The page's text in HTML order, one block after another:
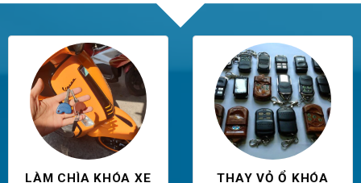
LÀM CHÌA KHÓA XE
THAY VỎ Ổ KHÓA